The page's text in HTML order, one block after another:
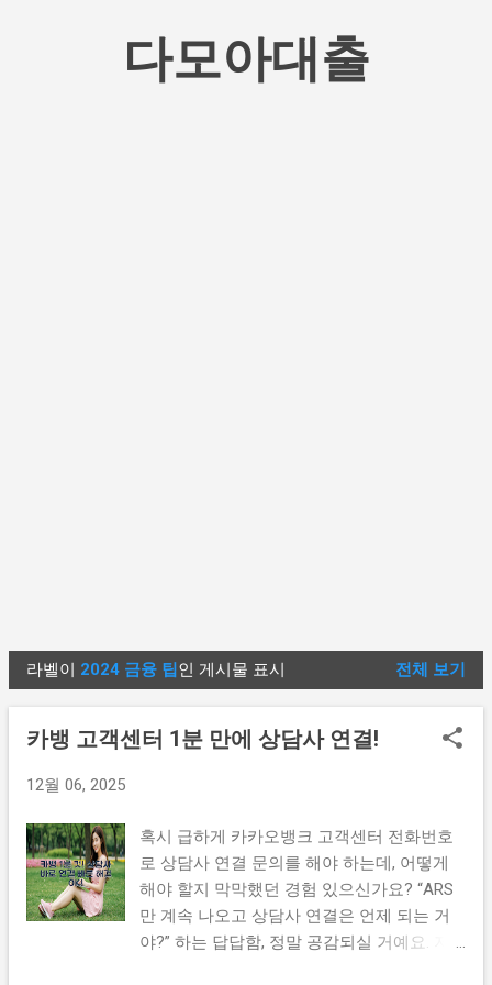
다모아대출
글
라벨이 2024 금융 팁인 게시물 표시 전체 보기
카뱅 고객센터 1분 만에 상담사 연결!
12월 06, 2025
혹시 급하게 카카오뱅크 고객센터 전화번호
로 상담사 연결 문의를 해야 하는데, 어떻게
해야 할지 막막했던 경험 있으신가요? “ARS
만 계속 나오고 상담사 연결은 언제 되는 거
야?” 하는 답답함, 정말 공감되실 거예요. 저